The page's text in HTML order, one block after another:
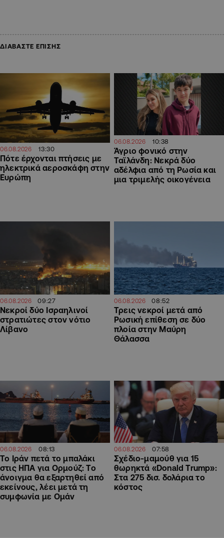
ΔΙΑΒΑΣΤΕ ΕΠΙΣΗΣ
06.08.2026 13:30
Πότε έρχονται πτήσεις με
ηλεκτρικά αεροσκάφη στην
Ευρώπη
06.08.2026 10:38
Άγριο φονικό στην
Ταϊλάνδη: Νεκρά δύο
αδέλφια από τη Ρωσία και
μια τριμελής οικογένεια
06.08.2026 09:27
Νεκροί δύο Ισραηλινοί
στρατιώτες στον νότιο
Λίβανο
06.08.2026 08:52
Τρεις νεκροί μετά από
Ρωσική επίθεση σε δύο
πλοία στην Μαύρη
Θάλασσα
06.08.2026 08:13
Το Ιράν πετά το μπαλάκι
στις ΗΠΑ για Ορμούζ: Το
άνοιγμα θα εξαρτηθεί από
εκείνους, λέει μετά τη
συμφωνία με Ομάν
06.08.2026 07:58
Σχέδιο-μαμούθ για 15
θωρηκτά «Donald Trump»:
Στα 275 δισ. δολάρια το
κόστος